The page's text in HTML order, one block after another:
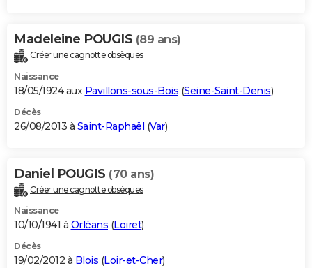
Madeleine POUGIS (89 ans)
Créer une cagnotte obsèques
Naissance
18/05/1924 aux Pavillons-sous-Bois (Seine-Saint-Denis)
Décès
26/08/2013 à Saint-Raphaël (Var)
Daniel POUGIS (70 ans)
Créer une cagnotte obsèques
Naissance
10/10/1941 à Orléans (Loiret)
Décès
19/02/2012 à Blois (Loir-et-Cher)